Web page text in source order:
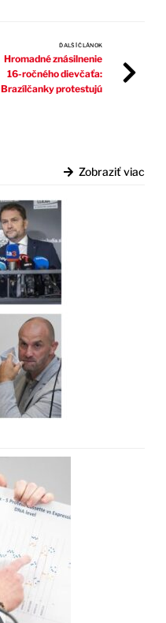
ĎALŠÍ ČLÁNOK
Hromadné znásilnenie
16-ročného dievčaťa:
Brazílčanky protestujú
Zobraziť viac